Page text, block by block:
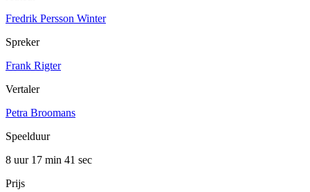
Fredrik Persson Winter
Spreker
Frank Rigter
Vertaler
Petra Broomans
Speelduur
8 uur 17 min 41 sec
Prijs